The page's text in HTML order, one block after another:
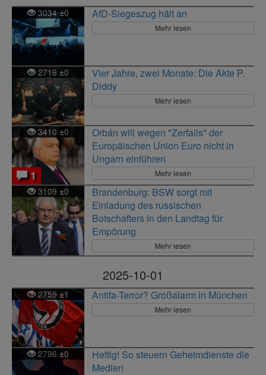
3034 ±0 AfD-Siegeszug hält an
Mehr lesen
2716 ±0
Vier Jahre, zwei Monate: Die Akte P.
Diddy
Mehr lesen
3410 ±0
1
Orbán will wegen "Zerfalls" der
Europäischen Union Euro nicht in
Ungarn einführen
Mehr lesen
3109 ±0
Brandenburg: BSW sorgt mit
Einladung des russischen
Botschafters in den Landtag für
Empörung
Mehr lesen
2025-10-01
2759±1 Antifa-Terror? Großalarm in München
Mehr lesen
2796±0
Heftig! So steuern Geheimdienste die
Medien